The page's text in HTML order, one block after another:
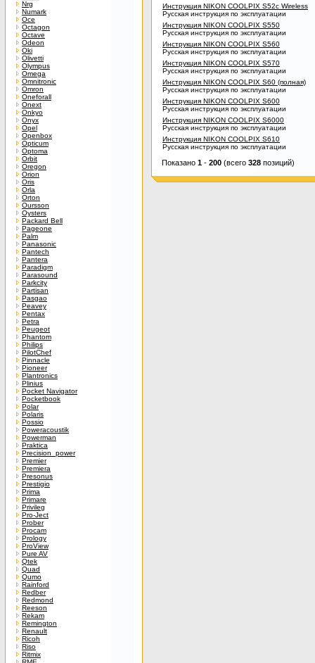
Nrg
Numark
Oce
Octagon
Octave
Odeon
Oki
Olivetti
Olympus
Omega
Omnitronic
Omron
Oneforall
Onext
Onkyo
Onyx
Opel
Openbox
Opticum
Optoma
Orbit
Oregon
Orion
Oris
Orla
Orton
Oursson
Oysters
Packard Bell
Pageone
Palm
Panasonic
Pantech
Pantera
Paradigm
Parasound
Parkcity
Partisan
Pasgao
Peavey
Pentax
Petra
Peugeot
Phantom
Philips
PilotChef
Pinnacle
Pioneer
Plantronics
Plinius
Pocket Navigator
Pocketbook
Polar
Polaris
Possio
Poweracoustik
Powerman
Praktica
Precision_power
Premier
Premiera
Presonus
Prestigio
Prima
Primare
Privileg
Pro-Ject
Prober
Procam
Prology
ProView
Pure AV
Qtek
Quad
Qumo
Rainford
Redber
Redmond
Reeson
Rekam
Remington
Renault
Ricoh
Riso
Ritmix
Инструкция NIKON COOLPIX S52c Wireless
Русская инструкция по эксплуатации
Инструкция NIKON COOLPIX S550
Русская инструкция по эксплуатации
Инструкция NIKON COOLPIX S560
Русская инструкция по эксплуатации
Инструкция NIKON COOLPIX S570
Русская инструкция по эксплуатации
Инструкция NIKON COOLPIX S60 (полная)
Русская инструкция по эксплуатации
Инструкция NIKON COOLPIX S600
Русская инструкция по эксплуатации
Инструкция NIKON COOLPIX S6000
Русская инструкция по эксплуатации
Инструкция NIKON COOLPIX S610
Русская инструкция по эксплуатации
Показано 1 - 200 (всего 328 позиций)